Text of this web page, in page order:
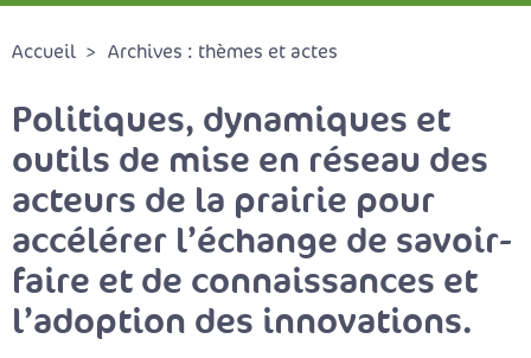
Accueil Archives : thèmes et actes
Politiques, dynamiques et
outils de mise en réseau des
acteurs de la prairie pour
accélérer l’échange de savoir-
faire et de connaissances et
l’adoption des innovations.